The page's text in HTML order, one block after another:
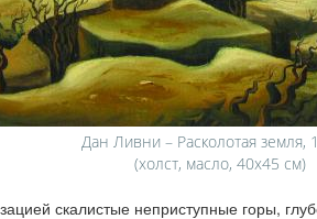
Дан Ливни – Расколотая земля,
(холст, масло, 40х45 см)
скалистые неприступные горы,